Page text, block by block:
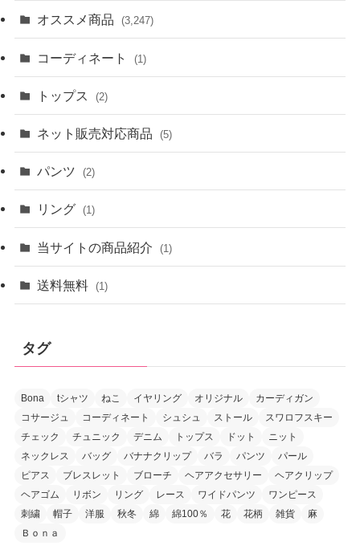
オススメ商品 (3,247)
コーディネート (1)
トップス (2)
ネット販売対応商品 (5)
パンツ (2)
リング (1)
当サイトの商品紹介 (1)
送料無料 (1)
タグ
Bona tシャツ ねこ イヤリング オリジナル
カーディガン
コサージュ
コーディネート シュシュ ストール
スワロフスキー
チェック
チュニック デニム トップス ドット
ニット
ネックレス
バッグ バナナクリップ バラ パンツ
パール
ピアス
ブレスレット ブローチ ヘアアクセサリー
ヘアクリップ
ヘアゴム
リボン リング レース ワイドパンツ
ワンピース
刺繍
帽子 洋服 秋冬 綿 綿100％ 花 花柄 雑貨
麻
Ｂｏｎａ